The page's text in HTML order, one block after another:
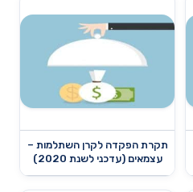
תקרת הפקדה לקרן השתלמות –
עצמאים (עדכני לשנת 2020)